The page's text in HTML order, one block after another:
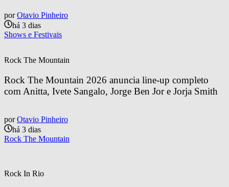
por Otavio Pinheiro
há 3 dias
Shows e Festivais
Rock The Mountain
Rock The Mountain 2026 anuncia line-up completo
com Anitta, Ivete Sangalo, Jorge Ben Jor e Jorja Smith
por Otavio Pinheiro
há 3 dias
Rock The Mountain
Rock In Rio